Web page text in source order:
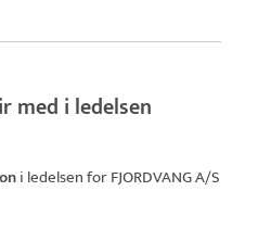
med i ledelsen
i ledelsen forFJORDVANG A/S